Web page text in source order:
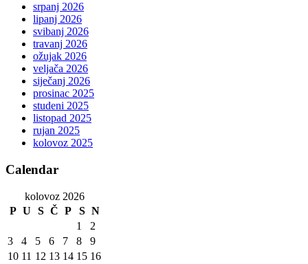
srpanj 2026
lipanj 2026
svibanj 2026
travanj 2026
ožujak 2026
veljača 2026
siječanj 2026
prosinac 2025
studeni 2025
listopad 2025
rujan 2025
kolovoz 2025
Calendar
kolovoz 2026
P U S Č P S N
1
2
3
4 5 6 7 8
9
10 11 12 13 14 15 16